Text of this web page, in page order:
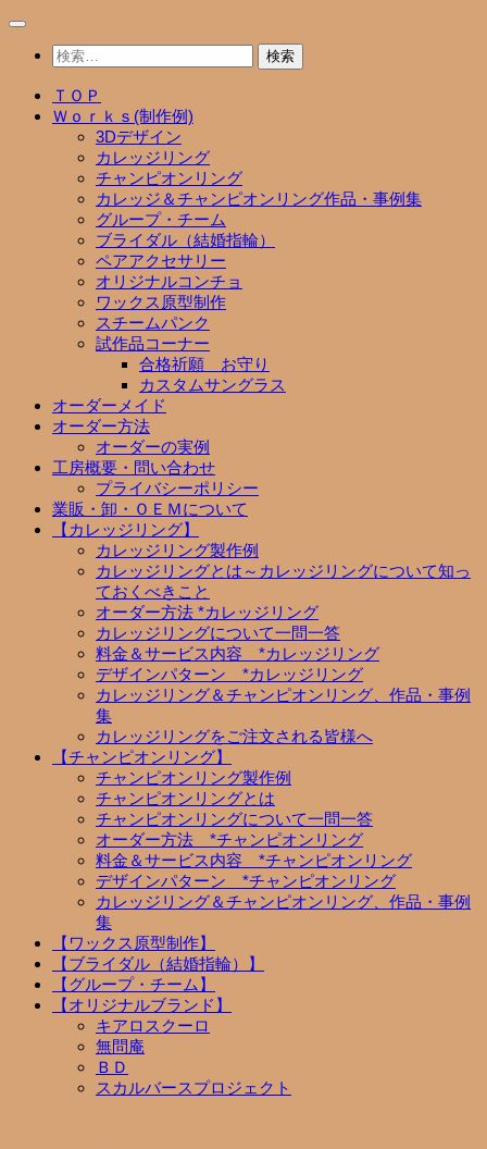
コ
検
索:
ＴＯＰ
Ｗｏｒｋｓ(制作例)
3Dデザイン
カレッジリング
チャンピオンリング
カレッジ＆チャンピオンリング作品・事例集
グループ・チーム
ブライダル（結婚指輪）
ペアアクセサリー
オリジナルコンチョ
ワックス原型制作
スチームパンク
試作品コーナー
合格祈願 お守り
カスタムサングラス
オーダーメイド
オーダー方法
オーダーの実例
工房概要・問い合わせ
プライバシーポリシー
業販・卸・ＯＥＭについて
【カレッジリング】
カレッジリング製作例
カレッジリングとは～カレッジリングについて知っ
ておくべきこと
オーダー方法 *カレッジリング
カレッジリングについて一問一答
料金＆サービス内容 *カレッジリング
デザインパターン *カレッジリング
カレッジリング＆チャンピオンリング、作品・事例
集
カレッジリングをご注文される皆様へ
【チャンピオンリング】
チャンピオンリング製作例
チャンピオンリングとは
チャンピオンリングについて一問一答
オーダー方法 *チャンピオンリング
料金＆サービス内容 *チャンピオンリング
デザインパターン *チャンピオンリング
カレッジリング＆チャンピオンリング、作品・事例
集
【ワックス原型制作】
【ブライダル（結婚指輪）】
【グループ・チーム】
【オリジナルブランド】
キアロスクーロ
無問庵
ＢＤ
スカルバースプロジェクト